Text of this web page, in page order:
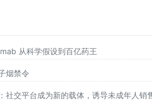
从科学假设到百亿药王
烟禁令
社交平台成为新的载体，诱导未成年人销